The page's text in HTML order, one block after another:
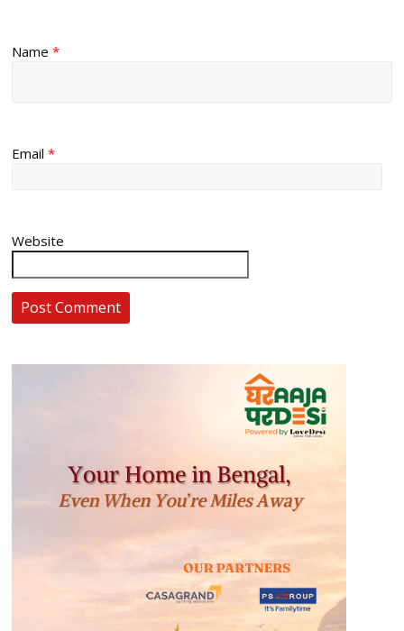
Name*
Email*
Website